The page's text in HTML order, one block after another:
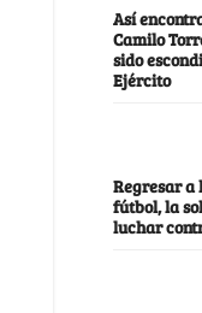
Así
Camilo
sido
Ejército
Regresar
fútbol, la
luchar